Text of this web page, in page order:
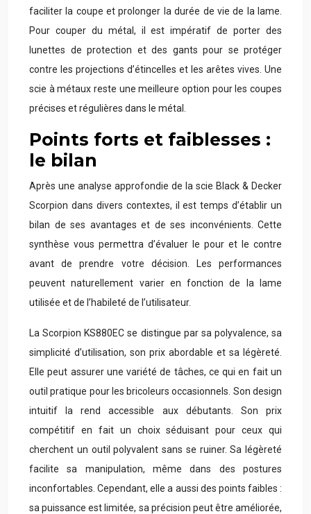
faciliter la coupe et prolonger la durée de vie de la lame.
Pour couper du métal, il est impératif de porter des
lunettes de protection et des gants pour se protéger
contre les projections d’étincelles et les arêtes vives. Une
scie à métaux reste une meilleure option pour les coupes
précises et régulières dans le métal.
Points forts et faiblesses :
le bilan
Après une analyse approfondie de la scie Black & Decker
Scorpion dans divers contextes, il est temps d’établir un
bilan de ses avantages et de ses inconvénients. Cette
synthèse vous permettra d’évaluer le pour et le contre
avant de prendre votre décision. Les performances
peuvent naturellement varier en fonction de la lame
utilisée et de l’habileté de l’utilisateur.
La Scorpion KS880EC se distingue par sa polyvalence, sa
simplicité d’utilisation, son prix abordable et sa légèreté.
Elle peut assurer une variété de tâches, ce qui en fait un
outil pratique pour les bricoleurs occasionnels. Son design
intuitif la rend accessible aux débutants. Son prix
compétitif en fait un choix séduisant pour ceux qui
cherchent un outil polyvalent sans se ruiner. Sa légèreté
facilite sa manipulation, même dans des postures
inconfortables. Cependant, elle a aussi des points faibles :
sa puissance est limitée, sa précision peut être améliorée,